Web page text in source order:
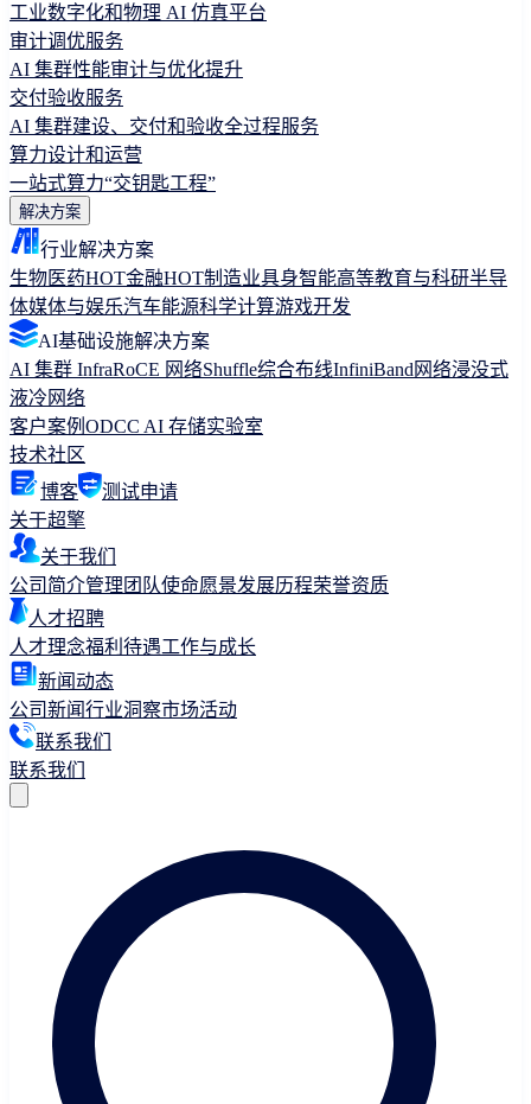
工业数字化和物理 AI 仿真平台
审计调优服务
AI 集群性能审计与优化提升
交付验收服务
AI 集群建设、交付和验收全过程服务
算力设计和运营
一站式算力“交钥匙工程”
解决方案
行业解决方案
生物医药HOT金融HOT制造业具身智能高等教育与科研半导
体媒体与娱乐汽车能源科学计算游戏开发
AI基础设施解决方案
AI 集群 InfraRoCE 网络Shuffle综合布线InfiniBand网络浸没式
液冷网络
客户案例 ODCC AI 存储实验室
技术社区
博客
测试申请
关于超擎
关于我们
公司简介管理团队使命愿景发展历程荣誉资质
人才招聘
人才理念福利待遇工作与成长
新闻动态
公司新闻行业洞察市场活动
联系我们
联系我们